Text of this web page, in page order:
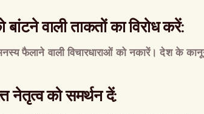
बांटनेवालीताकतोंकाविरोधकरें:
फैलाने वाली विचारधाराओं को नकारें। देश के
नेतृत्वकोसमर्थनदें: